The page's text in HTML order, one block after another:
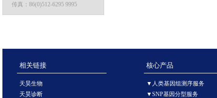
传真： 86(0)512-6295 9995
相关链接
天昊生物
天昊诊断
核心产品
▼人类基因组测序服务
▼SNP基因分型服务